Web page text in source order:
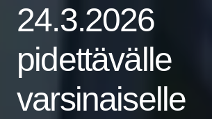
24.3.2026
pidettävälle
varsinaiselle